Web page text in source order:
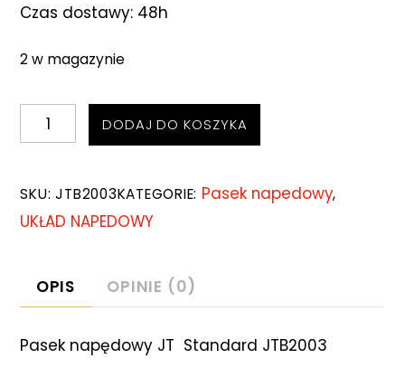
e
o
0
Czas dostawy: 48h
2 w magazynie
ilość
Pasek
JT
18,4x785
Habana
50
DODAJ DO KOSZYKA
SKU:JTB2003KATEGORIE: Pasek napedowy,
UKŁAD NAPEDOWY
OPIS OPINIE (0)
Pasek napędowy JT Standard JTB2003